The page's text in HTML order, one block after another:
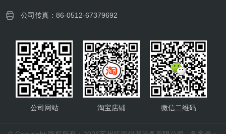
公司传真：86-0512-67379692
微信二维码
淘宝店铺
公司网站